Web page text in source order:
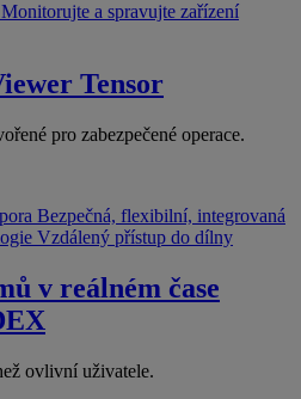
Monitorujte a spravujte zařízení
Tensor
pro zabezpečené operace.
Bezpečná, flexibilní, integrovaná
Vzdálený přístup do dílny
v reálném čase
ovlivní uživatele.